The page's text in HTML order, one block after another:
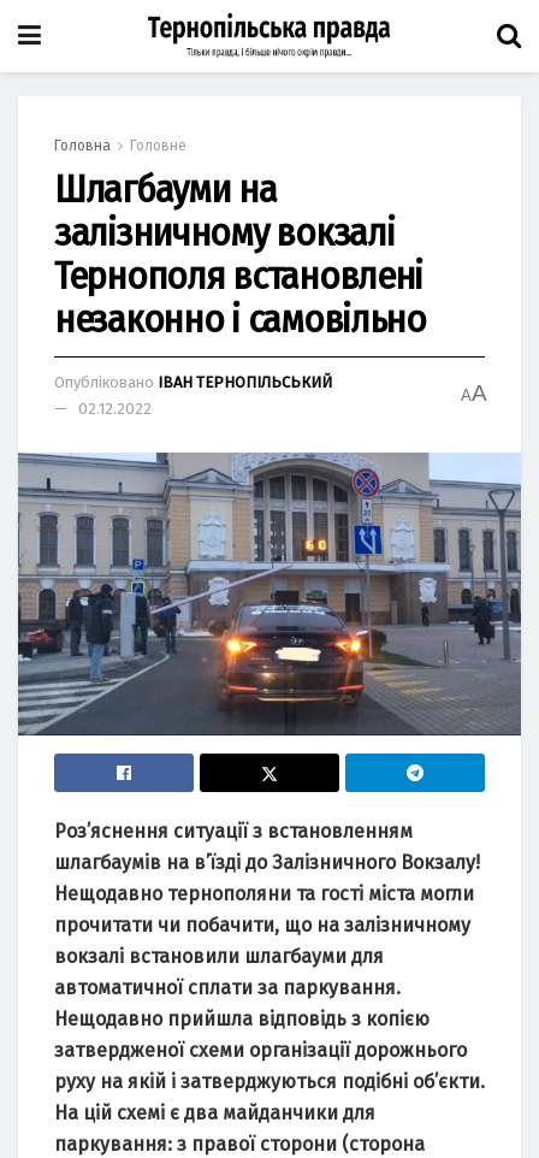
Головна Головне
Шлагбауми на
залізничному вокзалі
Тернополя встановлені
незаконно і самовільно
Опубліковано ІВАН ТЕРНОПІЛЬСЬКИЙ
02.12.2022
AA
Роз’яснення ситуації з встановленням
шлагбаумів на в’їзді до Залізничного Вокзалу!
Нещодавно тернополяни та гості міста могли
прочитати чи побачити, що на залізничному
вокзалі встановили шлагбауми для
автоматичної сплати за паркування.
Нещодавно прийшла відповідь з копією
затвердженої схеми організації дорожнього
руху на якій і затверджуються подібні об’єкти.
На цій схемі є два майданчики для
паркування: з правої сторони (сторона